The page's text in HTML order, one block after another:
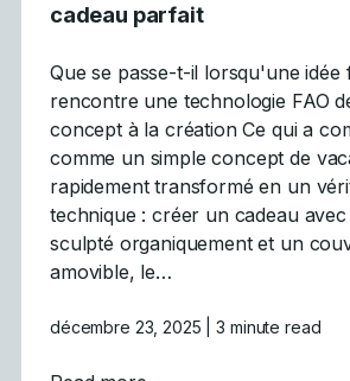
cadeau parfait
Que se passe-t-il lorsqu'une idée
rencontre une technologie FAO
concept à la création Ce qui a
comme un simple concept de
rapidement transformé en un
technique : créer un cadeau
sculpté organiquement et un
amovible, le…
décembre 23, 2025 | 3 minute read